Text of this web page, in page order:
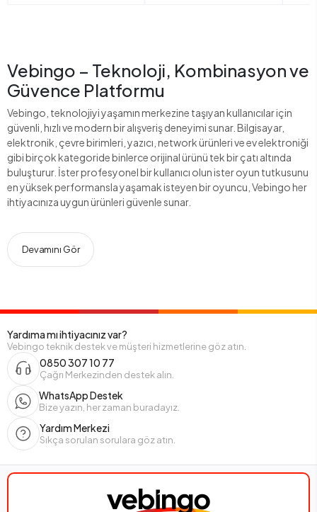
Vebingo – Teknoloji, Kombinasyon ve
Güvence Platformu
Vebingo, teknolojiyi yaşamın merkezine taşıyan kullanıcılar için
güvenli, hızlı ve modern bir alışveriş deneyimi sunar. Bilgisayar,
elektronik, çevre birimleri, yazıcı, network ürünleri ve ev elektroniği
gibi birçok kategoride binlerce orijinal ürünü tek bir çatı altında
buluşturur. İster profesyonel bir kullanıcı olun ister oyun tutkusunu
en yüksek performansla yaşamak isteyen bir oyuncu, Vebingo her
ihtiyacınıza uygun ürünleri güvenle sunar.
Devamını Gör
Yardıma mı ihtiyacınız var?
Vebingo teknik destek ve müşteri hizmetlerine göz atın.
0850 307 10 77
Çağrı Merkezinden destek alın.
WhatsApp Destek
Bize yazın, her zaman buradayız.
Yardım Merkezi
Sıkça sorulan sorulara göz atın.